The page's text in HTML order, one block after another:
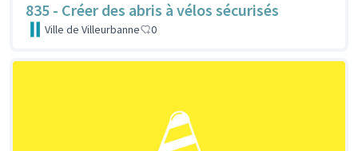
835 - Créer des abris à vélos sécurisés
Ville de Villeurbanne 0